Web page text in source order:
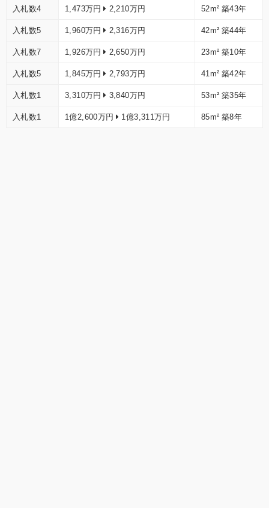
入札数4 1,473万円 2,210万円 52m² 築43年
入札数5 1,960万円 2,316万円 42m² 築44年
入札数7 1,926万円 2,650万円 23m² 築10年
入札数5 1,845万円 2,793万円 41m² 築42年
入札数1 3,310万円 3,840万円 53m² 築35年
入札数1 1億2,600万円 1億3,311万円 85m² 築8年